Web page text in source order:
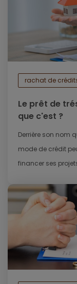
rachat de
Le prêt de
que c'est ?
Derrière son nom
mode de crédit
financer ses